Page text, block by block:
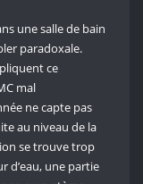
une salle de bain
paradoxale.
ce
mal
ne capte pas
au niveau de la
se trouve trop
d’eau, une partie